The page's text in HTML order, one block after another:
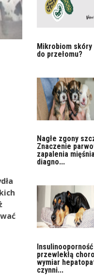
Mikrobiom skóry
do przełomu?
Nagłe zgony
Znaczenie
zapalenia
diagno...
przewlekłą
wymiar
czynni...